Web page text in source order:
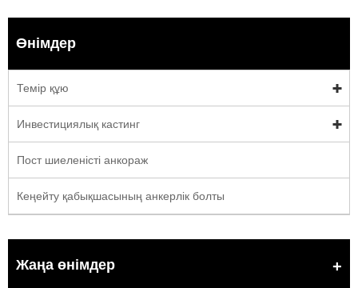
Өнімдер
Темір құю
Инвестициялық кастинг
Пост шиеленісті анкораж
Кеңейту қабықшасының анкерлік болты
Жаңа өнімдер